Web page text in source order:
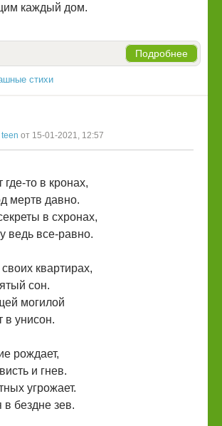
каждый дом.
Подробнее
стихи
от 15-01-2021, 12:57
где-то в кронах,
мертв давно.
в схронах,
ведь все-равно.
квартирах,
сон.
могилой
в унисон.
рождает,
и гнев.
угрожает.
в бездне зев.